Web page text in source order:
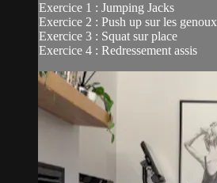
Exercice 1 : Jumping Jacks
Exercice 2 : Push up sur les genoux
Exercice 3 : Squat sur place
Exercice 4 : Redressement assis